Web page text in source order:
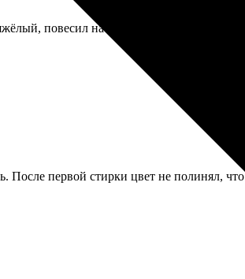
повесил на надёжный крепёж.
первой стирки цвет не полинял,